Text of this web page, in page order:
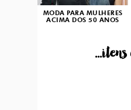
MODA PARA MULHERES
ACIMA DOS 50 ANOS
...itens